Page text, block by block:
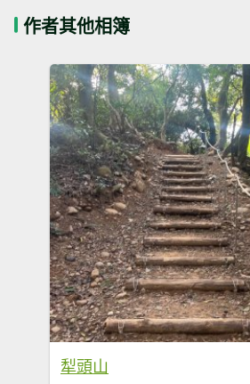
作者其他相簿
犁頭山